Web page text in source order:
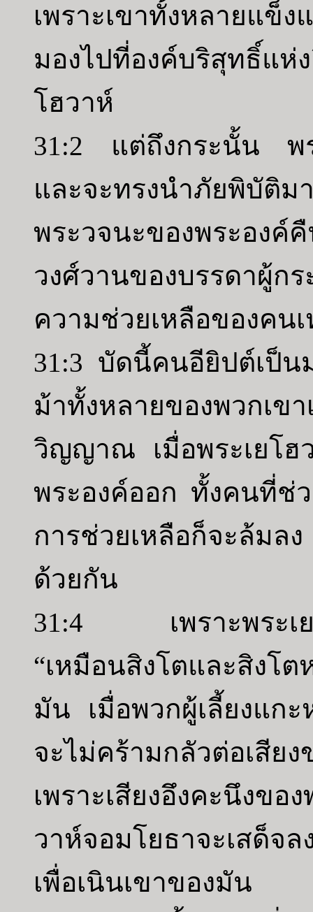
เพราะเขาทั้งหลายแ
มองไปที่องค์บริสุทธิ์แห่
โฮวาห์
31:2 แต่ถึงกระนั้น พร
และจะทรงนำภัยพิบัติ
พระวจนะของพระอง
วงศ์วานของบรรดาผู้ก
ความช่วยเหลือของคน
31:3 บัดนี้คนอียิปต์เป็น
ม้าทั้งหลายของพวก
วิญญาณ เมื่อพระเยโฮ
พระองค์ออก ทั้งคนที่ช่
การช่วยเหลือก็จะล้มล
ด้วยกัน
31:4 เพราะพระเยโ
“เหมือนสิงโตและสิงโ
มัน เมื่อพวกผู้เลี้ยงแก
จะไม่คร้ามกลัวต่อเสีย
เพราะเสียงอึงคะนึงขอ
วาห์จอมโยธาจะเสด็จ
เพื่อเนินเขาของมัน